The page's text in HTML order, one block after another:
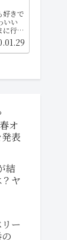
好きで
いい
に行動
ぇ。
ひど
オ
表
結
ヤ
ー